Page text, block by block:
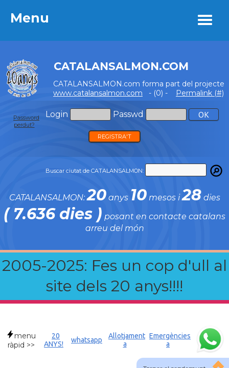
Menu
CATALANSALMON.COM
CATALANSALMON.com forma part del projecte
www.catalansalmon.com - (0) - Permalink (#)
Login Passwd
Password
perdut?
REGISTRA'T
Buscar ciutat de CATALANSALMON:
CATALANSALMON:20anys 10mesos i28 dies
( 7.636 dies ) posant en contacte catalans
arreu del món
2005-2025: Fes un cop d'ull al
site dels 20 anys!!!!
Menu
menu
ràpid >>
20
ANYS!
whatsapp
Allotjament
a
Emergències
a